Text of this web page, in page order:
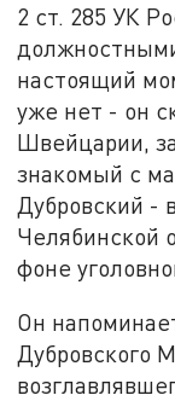
2 ст. 285 УК
настоящий
уже нет - он
Швейцарии,
знакомый с
Дубровский -
Челябинской
фоне
Он
Дубровского